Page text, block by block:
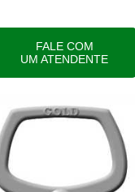
FALE COM
UM ATENDENTE